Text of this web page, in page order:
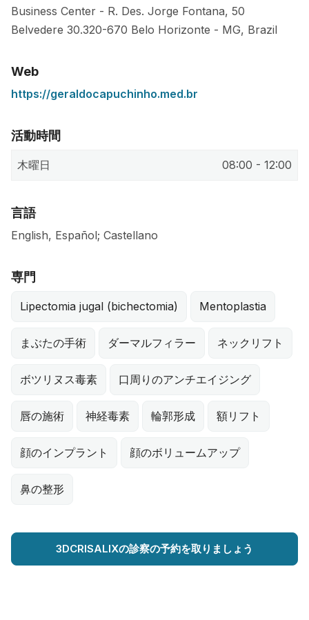
Business Center - R. Des. Jorge Fontana, 50
Belvedere 30.320-670 Belo Horizonte - MG, Brazil
Web
https://geraldocapuchinho.med.br
活動時間
木曜日 08:00 - 12:00
言語
English, Español; Castellano
専門
Lipectomia jugal (bichectomia) Mentoplastia
まぶたの手術 ダーマルフィラー ネックリフト
ボツリヌス毒素 口周りのアンチエイジング
唇の施術 神経毒素 輪郭形成 額リフト
顔のインプラント 顔のボリュームアップ
鼻の整形
3DCRISALIXの診察の予約を取りましょう